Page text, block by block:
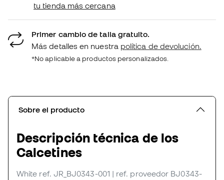
tu tienda más cercana
Primer cambio de talla gratuito.
Más detalles en nuestra política de devolución.
*No aplicable a productos personalizados.
Sobre el producto
Descripción técnica de los
Calcetines
White ref. JR_BJ0343-001 | ref. proveedor BJ0343-